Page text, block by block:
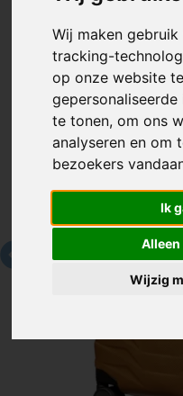
Wij maken
tracking-
op onze website
te tonen, om ons
analyseren en om
bezoekers
Ik
Wijzig
EXP
Artikelnummer: 299029